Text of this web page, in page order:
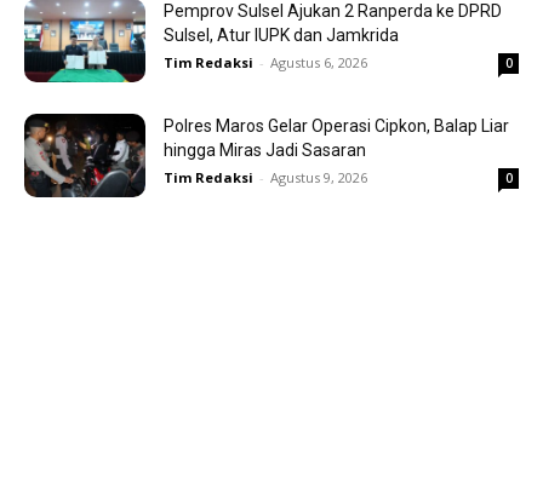
Pemprov Sulsel Ajukan 2 Ranperda ke DPRD
Sulsel, Atur IUPK dan Jamkrida
Tim Redaksi - Agustus 6, 2026 0
Polres Maros Gelar Operasi Cipkon, Balap Liar
hingga Miras Jadi Sasaran
Tim Redaksi - Agustus 9, 2026 0